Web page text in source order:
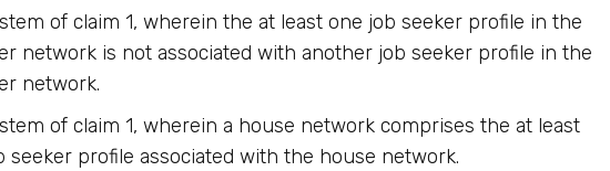
of claim 1, wherein the at least one job seeker profile in the
network is not associated with another job seeker profile in the
network.
of claim 1, wherein a house network comprises the at least
seeker profile associated with the house network.